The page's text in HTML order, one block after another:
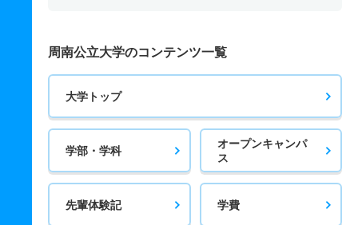
周南公立大学のコンテンツ一覧
大学トップ
学部・学科
オープンキャンパ
ス
先輩体験記 学費